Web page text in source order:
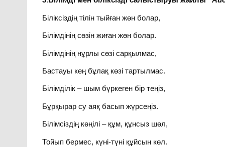
Біліксіздің тілін тыйған жөн болар,
Білімдінің сөзін жиған жөн болар.
Білімдінің нұрлы сөзі сарқылмас,
Бастауы кең бұлақ көзі тартылмас.
Білімділік – шым бүркеген бір теңіз,
Бұрқырар су аяқ басып жүрсеңіз.
Білімсіздің көңілі – құм, құнсыз шөл,
Тойып бермес, күні-түні құйсын көл.